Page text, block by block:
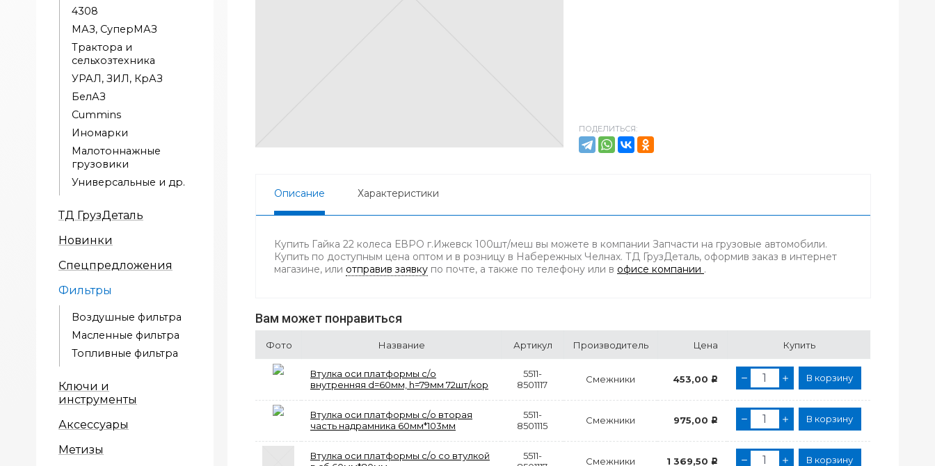
4308
МАЗ, СуперМАЗ
Трактора и
сельхозтехника
УРАЛ, ЗИЛ, КрАЗ
БелАЗ
Cummins
Иномарки
Малотоннажные
грузовики
Универсальные и др.
ТД ГрузДеталь
Новинки
Спецпредложения
Фильтры
Воздушные фильтра
Масленные фильтра
Топливные фильтра
Ключи и
инструменты
Аксессуары
Метизы
ПОДЕЛИТЬСЯ:
Описание Характеристики
Купить Гайка 22 колеса ЕВРО г.Ижевск 100шт/меш вы можете в компании Запчасти на грузовые автомобили.
Купить по доступным цена оптом и в розницу в Набережных Челнах. ТД ГрузДеталь, оформив заказ в интернет
магазине, или отправив заявку по почте, а также по телефону или в офисе компании .
Вам может понравиться
Фото Название Артикул Производитель Цена Купить
Втулка оси платформы с/о
внутренняя d=60мм, h=79мм 72шт/кор
5511-
8501117
Смежники 453,00 Р В корзину
Втулка оси платформы с/о вторая
часть надрамника 60мм*103мм
5511-
8501115
Смежники 975,00 Р В корзину
Втулка оси платформы с/о со втулкой
5511-
Смежники 1 369,50 Р В корзину